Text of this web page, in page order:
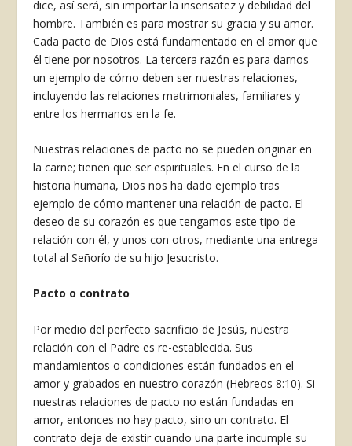
dice, así será, sin importar la insensatez y debilidad del
hombre. También es para mostrar su gracia y su amor.
Cada pacto de Dios está fundamentado en el amor que
él tiene por nosotros. La tercera razón es para darnos
un ejemplo de cómo deben ser nuestras relaciones,
incluyendo las relaciones matrimoniales, familiares y
entre los hermanos en la fe.
Nuestras relaciones de pacto no se pueden originar en
la carne; tienen que ser espirituales. En el curso de la
historia humana, Dios nos ha dado ejemplo tras
ejemplo de cómo mantener una relación de pacto. El
deseo de su corazón es que tengamos este tipo de
relación con él, y unos con otros, mediante una entrega
total al Señorío de su hijo Jesucristo.
Pacto o contrato
Por medio del perfecto sacrificio de Jesús, nuestra
relación con el Padre es re-establecida. Sus
mandamientos o condiciones están fundados en el
amor y grabados en nuestro corazón (Hebreos 8:10). Si
nuestras relaciones de pacto no están fundadas en
amor, entonces no hay pacto, sino un contrato. El
contrato deja de existir cuando una parte incumple su